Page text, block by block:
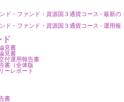
ド・ファンド・資源国３通貨コース - 最新の
ド・ファンド・資源国３通貨コース - 運用報
見書
見書
付運用報告書
書（全体版
ーレポート
書